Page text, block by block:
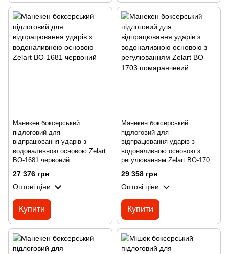
Манекен боксерський
підлоговий для
відпрацювання ударів з
водоналивною основою Zelart
BO-1681 червоний
27 376 грн
Оптові ціни
Купити
Манекен боксерський
підлоговий для
відпрацювання ударів з
водоналивною основою з
регулюванням Zelart BO-1703
помаранчевий
29 358 грн
Оптові ціни
Купити